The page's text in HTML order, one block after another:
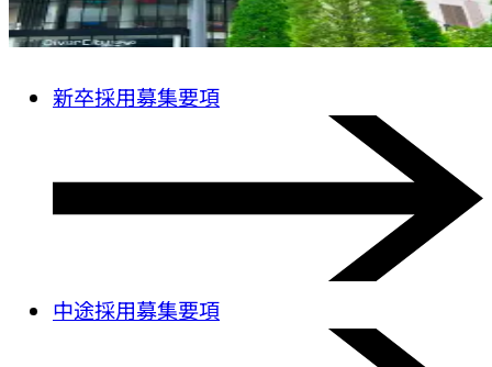
新卒採用募集要項
中途採用募集要項